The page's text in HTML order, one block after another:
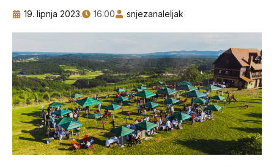
19. lipnja 2023. 16:00 snjezanaleljak